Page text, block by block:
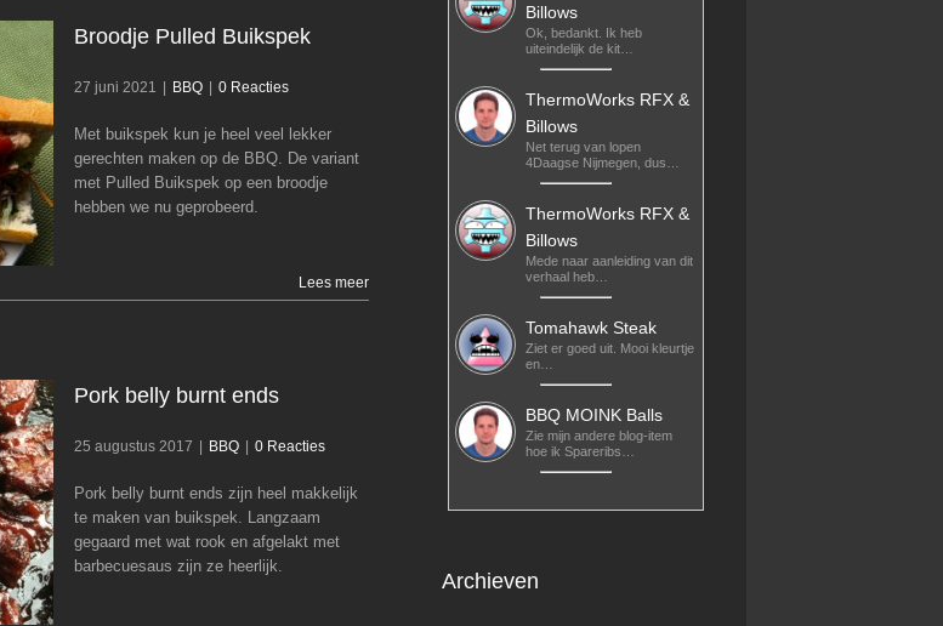
Broodje Pulled Buikspek
BBQ
Broodje Pulled Buikspek
27 juni 2021 BBQ 0 Reacties
Met buikspek kun je heel veel lekker
gerechten maken op de BBQ. De variant
met Pulled Buikspek op een broodje
hebben we nu geprobeerd.
Lees meer
Pork belly burnt ends
BBQ
Pork belly burnt ends
25 augustus 2017 BBQ 0 Reacties
Pork belly burnt ends zijn heel makkelijk
te maken van buikspek. Langzaam
gegaard met wat rook en afgelakt met
barbecuesaus zijn ze heerlijk.
Billows
Ok, bedankt. Ik heb
uiteindelijk de kit…
ThermoWorks RFX &
Billows
Net terug van lopen
4Daagse Nijmegen, dus…
ThermoWorks RFX &
Billows
Mede naar aanleiding van dit
verhaal heb…
Tomahawk Steak
Ziet er goed uit. Mooi kleurtje
en…
BBQ MOINK Balls
Zie mijn andere blog-item
hoe ik Spareribs…
Archieven